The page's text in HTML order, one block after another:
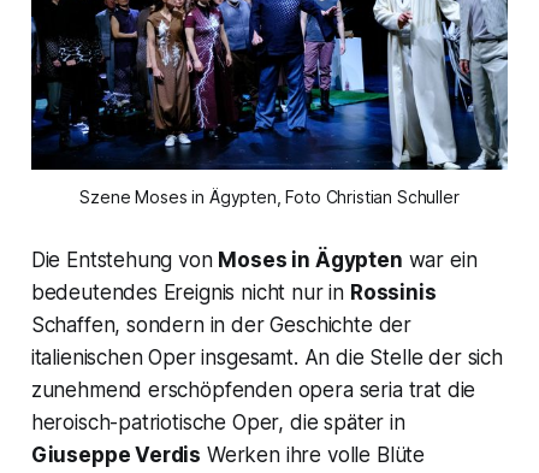
Szene Moses in Ägypten, Foto Christian Schuller
Die Entstehung von Moses in Ägypten war ein
bedeutendes Ereignis nicht nur in Rossinis
Schaffen, sondern in der Geschichte der
italienischen Oper insgesamt. An die Stelle der sich
zunehmend erschöpfenden opera seriatrat die
heroisch-patriotische Oper, die später in
Giuseppe Verdis Werken ihre volle Blüte